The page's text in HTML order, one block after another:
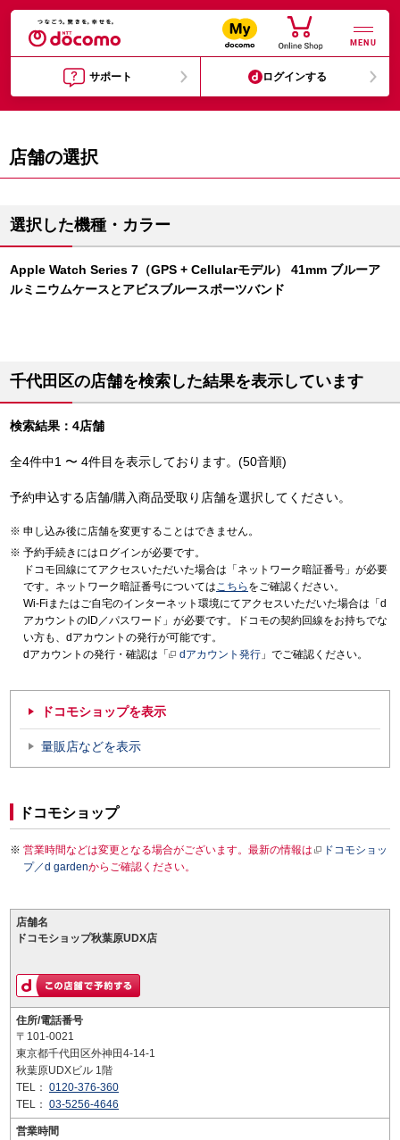
MENU
サポート ログインする
店舗の選択
選択した機種・カラー
Apple Watch Series 7（GPS + Cellularモデル） 41mm ブルーア
ルミニウムケースとアビスブルースポーツバンド
千代田区の店舗を検索した結果を表示しています
検索結果：4店舗
全4件中1 〜 4件目を表示しております。(50音順)
予約申込する店舗/購入商品受取り店舗を選択してください。
申し込み後に店舗を変更することはできません。
予約手続きにはログインが必要です。
ドコモ回線にてアクセスいただいた場合は「ネットワーク暗証番号」が必要
です。ネットワーク暗証番号についてはこちら をご確認ください。
Wi-Fiまたはご自宅のインターネット環境にてアクセスいただいた場合は「d
アカウントのID／パスワード」が必要です。ドコモの契約回線をお持ちでな
い方も、dアカウントの発行が可能です。
dアカウントの発行・確認は「
dアカウント発行 」でご確認ください。
ドコモショップを表示
量販店などを表示
ドコモショップ
営業時間などは変更となる場合がございます。最新の情報は
ドコモショッ
プ／d gardenからご確認ください。
店舗名
ドコモショップ秋葉原UDX店
住所/電話番号
〒101-0021
東京都千代田区外神田4-14-1
秋葉原UDXビル 1階
TEL： 0120-376-360
TEL： 03-5256-4646
営業時間